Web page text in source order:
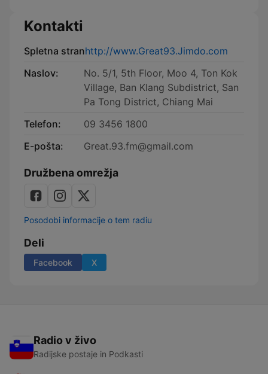
Kontakti
Spletna stranhttp://www.Great93.Jimdo.com
Naslov:
No. 5/1, 5th Floor, Moo 4, Ton Kok
Village, Ban Klang Subdistrict, San
Pa Tong District, Chiang Mai
Telefon:
09 3456 1800
E-pošta:
Great.93.fm@gmail.com
Družbena omrežja
Posodobi informacije o tem radiu
Deli
Facebook X
Radio v živo
Radijske postaje in Podkasti